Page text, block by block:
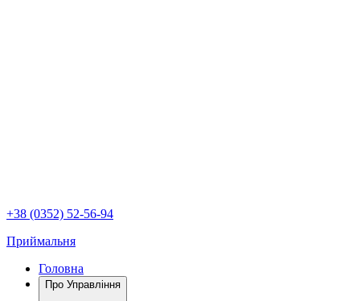
+38 (0352) 52-56-94
Приймальня
Головна
Про Управління